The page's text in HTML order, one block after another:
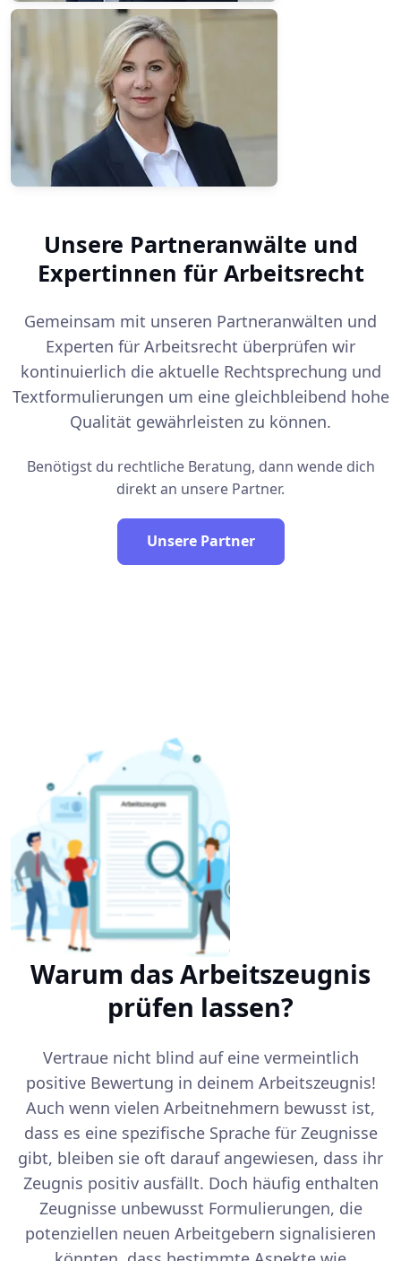
Unsere Partneranwälte und
Expertinnen für Arbeitsrecht
Gemeinsam mit unseren Partneranwälten und
Experten für Arbeitsrecht überprüfen wir
kontinuierlich die aktuelle Rechtsprechung und
Textformulierungen um eine gleichbleibend hohe
Qualität gewährleisten zu können.
Benötigst du rechtliche Beratung, dann wende dich
direkt an unsere Partner.
Unsere Partner
Warum das Arbeitszeugnis
prüfen lassen?
Vertraue nicht blind auf eine vermeintlich
positive Bewertung in deinem Arbeitszeugnis!
Auch wenn vielen Arbeitnehmern bewusst ist,
dass es eine spezifische Sprache für Zeugnisse
gibt, bleiben sie oft darauf angewiesen, dass ihr
Zeugnis positiv ausfällt. Doch häufig enthalten
Zeugnisse unbewusst Formulierungen, die
potenziellen neuen Arbeitgebern signalisieren